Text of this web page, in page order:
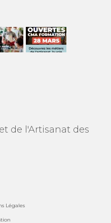
de l'Artisanat des
Légales